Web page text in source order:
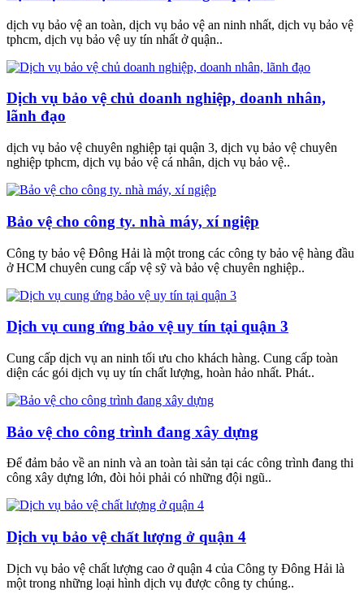
dịch vụ bảo vệ an toàn, dịch vụ bảo vệ an ninh nhất, dịch vụ bảo vệ
tphcm, dịch vụ bảo vệ uy tín nhất ở quận..
Dịch vụ bảo vệ chủ doanh nghiệp, doanh nhân,
lãnh đạo
dịch vụ bảo vệ chuyên nghiệp tại quận 3, dịch vụ bảo vệ chuyên
nghiệp tphcm, dịch vụ bảo vệ cá nhân, dịch vụ bảo vệ..
Bảo vệ cho công ty. nhà máy, xí ngiệp
Công ty bảo vệ Đông Hải là một trong các công ty bảo vệ hàng đầu
ở HCM chuyên cung cấp vệ sỹ và bảo vệ chuyên nghiệp..
Dịch vụ cung ứng bảo vệ uy tín tại quận 3
Cung cấp dịch vụ an ninh tối ưu cho khách hàng. Cung cấp toàn
diện các gói dịch vụ uy tín chất lượng, hoàn hảo nhất. Phát..
Bảo vệ cho công trình đang xây dựng
Để đảm bảo về an ninh và an toàn tài sản tại các công trình đang thi
công xây dựng lớn, đòi hỏi phải có những đội ngũ..
Dịch vụ bảo vệ chất lượng ở quận 4
Dịch vụ bảo vệ chất lượng cao ở quận 4 của Công ty Đông Hải là
một trong những loại hình dịch vụ được công ty chúng..